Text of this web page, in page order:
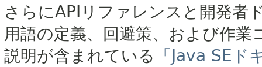
さらにAPIリファレンスと開発者
用語の定義、回避策、および作
説明が含まれている
「Java SE